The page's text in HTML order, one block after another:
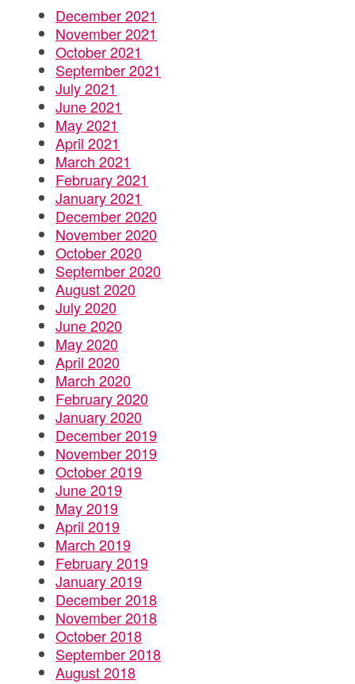
December 2021
November 2021
October 2021
September 2021
July 2021
June 2021
May 2021
April 2021
March 2021
February 2021
January 2021
December 2020
November 2020
October 2020
September 2020
August 2020
July 2020
June 2020
May 2020
April 2020
March 2020
February 2020
January 2020
December 2019
November 2019
October 2019
June 2019
May 2019
April 2019
March 2019
February 2019
January 2019
December 2018
November 2018
October 2018
September 2018
August 2018